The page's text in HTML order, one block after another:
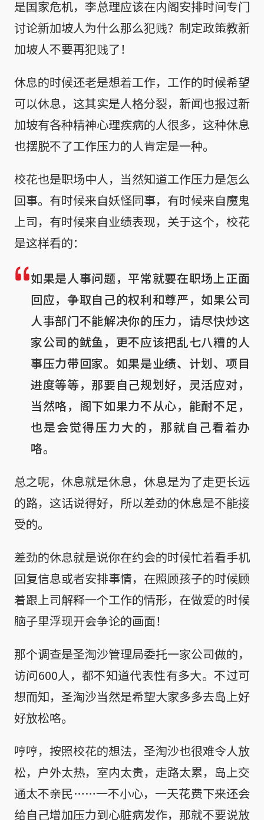
是国家危机，李总理应该在内阁安排时间专门
讨论新加坡人为什么那么犯贱？制定政策教新
加坡人不要再犯贱了！
休息的时候还老是想着工作，工作的时候希望
可以休息，这其实是人格分裂，新闻也报过新
加坡有各种精神心理疾病的人很多，这种休息
也摆脱不了工作压力的人肯定是一种。
校花也是职场中人，当然知道工作压力是怎么
回事。有时候来自妖怪同事，有时候来自魔鬼
上司，有时候来自业绩表现，关于这个，校花
是这样看的：
如果是人事问题，平常就要在职场上正面
回应，争取自己的权利和尊严，如果公司
人事部门不能解决你的压力，请尽快炒这
家公司的鱿鱼，更不应该把乱七八糟的人
事压力带回家。如果是业绩、计划、项目
进度等等，那要自己规划好，灵活应对，
当然咯，阁下如果力不从心，能耐不足，
也是会觉得压力大的，那就自己看着办
咯。
总之呢，休息就是休息，休息是为了走更长远
的路，这话说得好，所以差劲的休息是不能接
受的。
差劲的休息就是说你在约会的时候忙着看手机
回复信息或者安排事情，在照顾孩子的时候顾
着跟上司解释一个工作的情形，在做爱的时候
脑子里浮现开会争论的画面！
那个调查是圣淘沙管理局委托一家公司做的，
访问600人，都不知道代表性有多大。不过可
想而知，圣淘沙当然是希望大家多多去岛上好
好放松咯。
哼哼，按照校花的想法，圣淘沙也很难令人放
松，户外太热，室内太贵，走路太累，岛上交
通太不亲民……一不小心，一天花费下来还会
给自己增加压力到心脏病发作，那就不要说放